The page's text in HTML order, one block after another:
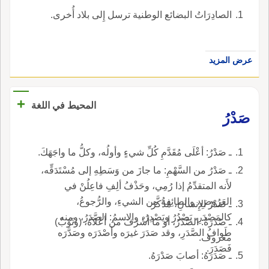
الصادِرَاتُ البضائع الوطنية ترسل إِلى بلاد أُخرى.
عرض المزيد
المحيط في اللغة
+
صَدْرُ
ـ صَدْرُ: أعْلَى مُقَدَّمِ كُلِّ شيءٍ وأولُه، وكلُّ ما واجَهَكَ.
ـ صَدْرُ من السَّهْمِ: ما جازَ من وَسَطِهِ إلى مُسْتَدَقِّه،
لأَنه المتقدِّمُ إذا رُمِي، وحَذْفُ ألِفِ فاعِلُنْ في
العَرُوضِ، والطائِفةُ من الشيءِ، والرُّجوعُ،
كالمَصْدَرِ، يَصْدُرُ ويَصْدِرُ، والاسمُ: الصَّدَرُ، ومنه
طَوافُ الصَّدَرِ، وقد صَدَرَ غيرَه وأصْدَرَه وصَدَّرَه
فَصَدَرَ.
ـ صَدْرُ الإِنسانِ، مُذَكَّرٌ.
ـ صُدْرَةُ: الصَّدْرُ، أو ما أشْرَفَ من أعْلاَهُ، (وثَوْبٌ)
معروف.
ـ صَدَرَهُ: أصابَ صَدْرَهُ.